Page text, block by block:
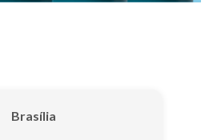
Brasília